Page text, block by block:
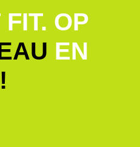
OP
EN